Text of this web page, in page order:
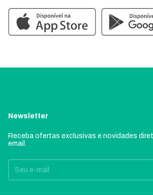
Newsletter
Receba ofertas exclusivas e novidades
email.